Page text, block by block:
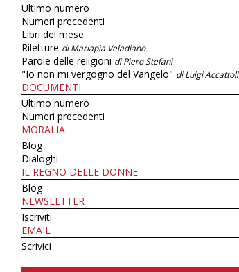
Ultimo numero
Numeri precedenti
Libri del mese
Riletture di Mariapia Veladiano
Parole delle religioni di Piero Stefani
"Io non mi vergogno del Vangelo" di Luigi Accattoli
DOCUMENTI
Ultimo numero
Numeri precedenti
MORALIA
Blog
Dialoghi
IL REGNO DELLE DONNE
Blog
NEWSLETTER
Iscriviti
EMAIL
Scrivici